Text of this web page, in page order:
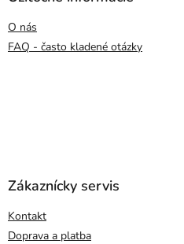
O nás
FAQ - často kladené otázky
Zákaznícky servis
Kontakt
Doprava a platba